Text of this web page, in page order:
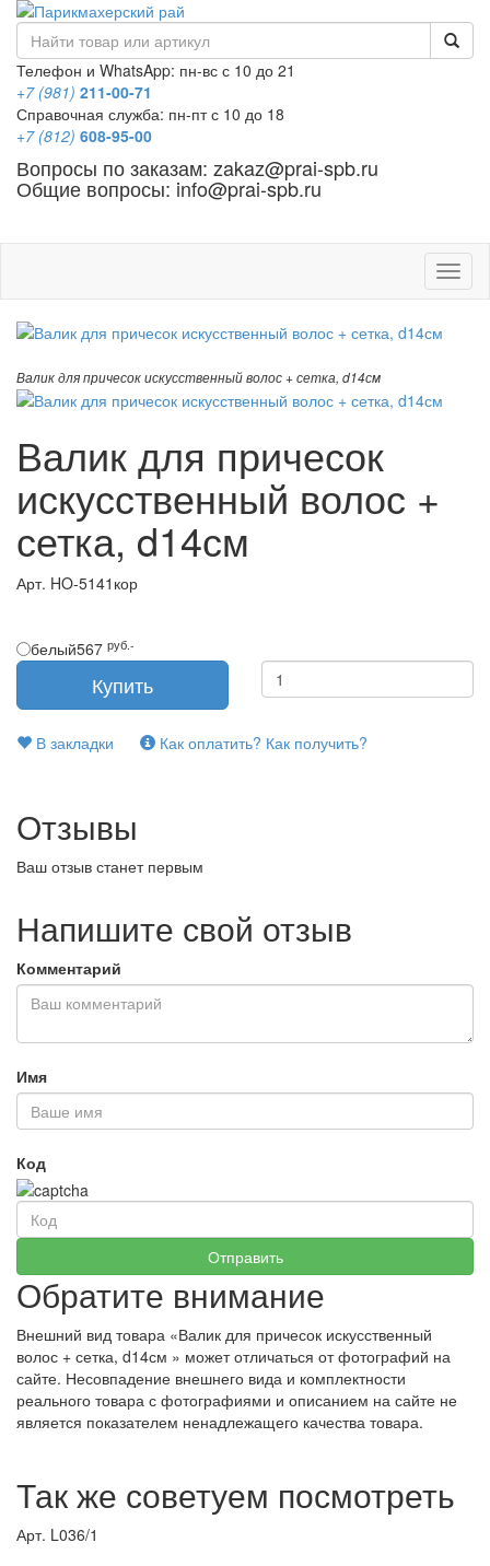
Телефон и WhatsApp: пн-вс с 10 до 21
+7 (981) 211-00-71
Справочная служба: пн-пт с 10 до 18
+7 (812) 608-95-00
Вопросы по заказам: zakaz@prai-spb.ru
Общие вопросы: info@prai-spb.ru
Валик для причесок искусственный волос + сетка, d14см
Валик для причесок
искусственный волос +
сетка, d14см
Арт. HO-5141кор
белый567 руб.-
В закладки Как оплатить? Как получить?
Отзывы
Ваш отзыв станет первым
Напишите свой отзыв
Комментарий
Имя
Код
Обратите внимание
Внешний вид товара «Валик для причесок искусственный
волос + сетка, d14см » может отличаться от фотографий на
сайте. Несовпадение внешнего вида и комплектности
реального товара с фотографиями и описанием на сайте не
является показателем ненадлежащего качества товара.
Так же советуем посмотреть
Арт. L036/1